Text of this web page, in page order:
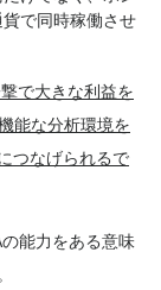
で同時稼働させ
で大きな利益を
能な分析環境を
つなげられるで
能力をある意味